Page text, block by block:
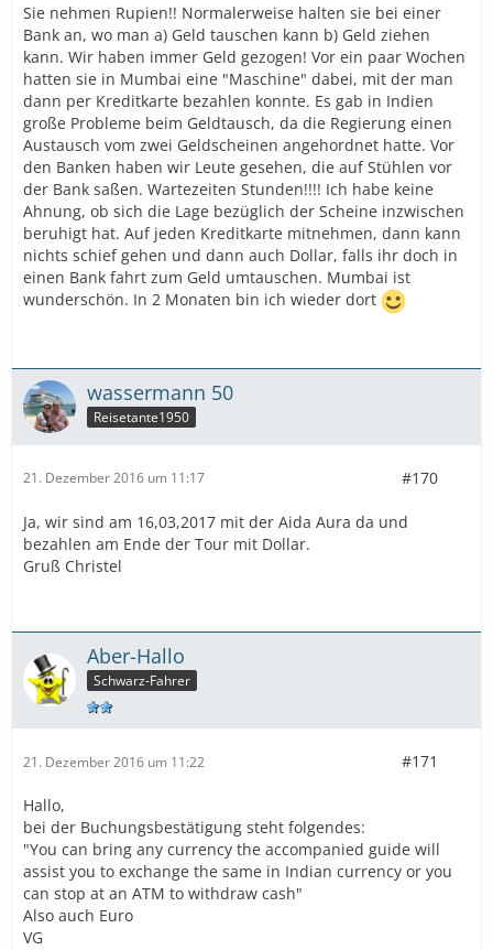
Sie nehmen Rupien!! Normalerweise halten sie bei einer
Bank an, wo man a) Geld tauschen kann b) Geld ziehen
kann. Wir haben immer Geld gezogen! Vor ein paar Wochen
hatten sie in Mumbai eine "Maschine" dabei, mit der man
dann per Kreditkarte bezahlen konnte. Es gab in Indien
große Probleme beim Geldtausch, da die Regierung einen
Austausch vom zwei Geldscheinen angehordnet hatte. Vor
den Banken haben wir Leute gesehen, die auf Stühlen vor
der Bank saßen. Wartezeiten Stunden!!!! Ich habe keine
Ahnung, ob sich die Lage bezüglich der Scheine inzwischen
beruhigt hat. Auf jeden Kreditkarte mitnehmen, dann kann
nichts schief gehen und dann auch Dollar, falls ihr doch in
einen Bank fahrt zum Geld umtauschen. Mumbai ist
wunderschön. In 2 Monaten bin ich wieder dort
wassermann 50
Reisetante1950
21. Dezember 2016 um 11:17 #170
Ja, wir sind am 16,03,2017 mit der Aida Aura da und
bezahlen am Ende der Tour mit Dollar.
Gruß Christel
Aber-Hallo
Schwarz-Fahrer
21. Dezember 2016 um 11:22 #171
Hallo,
bei der Buchungsbestätigung steht folgendes:
"You can bring any currency the accompanied guide will
assist you to exchange the same in Indian currency or you
can stop at an ATM to withdraw cash"
Also auch Euro
VG